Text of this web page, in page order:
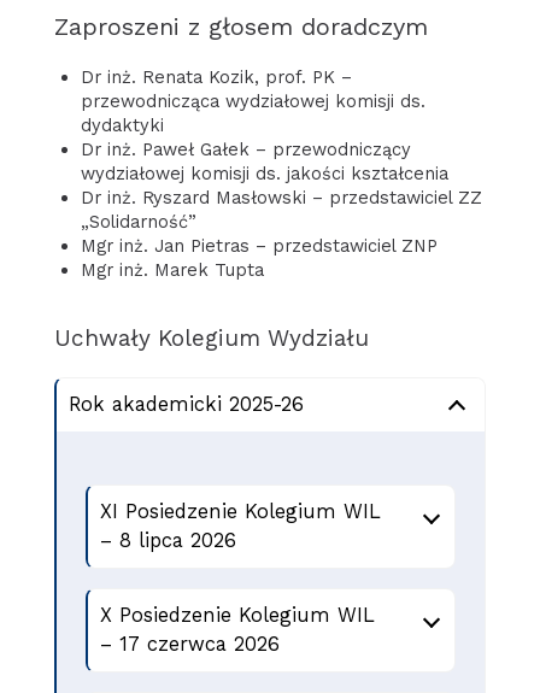
Zaproszeni z głosem doradczym
Dr inż. Renata Kozik, prof. PK –
przewodnicząca wydziałowej komisji ds.
dydaktyki
Dr inż. Paweł Gałek – przewodniczący
wydziałowej komisji ds. jakości kształcenia
Dr inż. Ryszard Masłowski – przedstawiciel ZZ
„Solidarność”
Mgr inż. Jan Pietras – przedstawiciel ZNP
Mgr inż. Marek Tupta
Uchwały Kolegium Wydziału
Rok akademicki 2025-26
XI Posiedzenie Kolegium WIL
– 8 lipca 2026
X Posiedzenie Kolegium WIL
– 17 czerwca 2026